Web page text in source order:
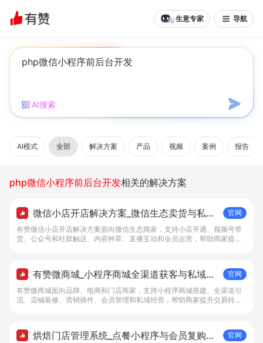
生意专家 导航
AI搜索
AI模式 全部 解决方案 产品 视频 案例 报告
php微信小程序前后台开发相关的解决方案
微信小店开店解决方案_微信生态卖货与私域
经营 - 做生意, 找有赞
官网
有赞微信小店开店解决方案面向微信生态商家，支持小店开通、视频号带
货、公众号和社群触达、内容种草、直播互动和会员运营，帮助商家提升
有赞微商城_小程序商城全渠道获客与私域复
购工具 - 做生意, 找有赞
官网
有赞微商城面向品牌、电商和门店商家，支持小程序商城搭建、全渠道引
流、店铺装修、营销插件、会员管理和私域经营，帮助商家提升交易转化
烘焙门店管理系统_点餐小程序与会员复购工
官网